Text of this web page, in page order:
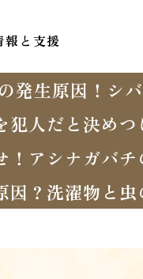
と支援
発生原因！シ
犯人だと決め
！アシナガバ
因？洗濯物と